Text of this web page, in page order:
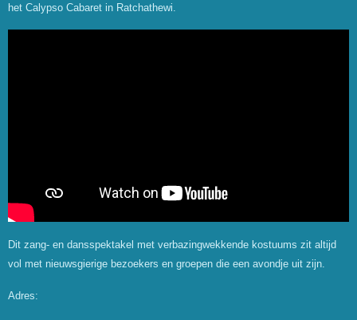
het Calypso Cabaret in Ratchathewi.
Dit zang- en dansspektakel met verbazingwekkende kostuums zit altijd
vol met nieuwsgierige bezoekers en groepen die een avondje uit zijn.
Adres: